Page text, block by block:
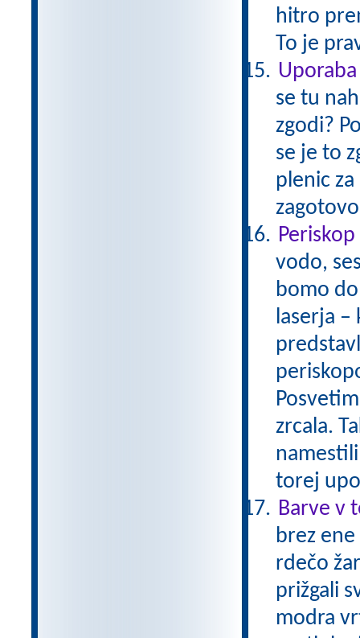
hitro
To je
se tu
zgodi?
se je to
plenic
vodo,
bomo
laserja –
zrcala.
torej
Barve v
brez
rdečo
prižgali
modra